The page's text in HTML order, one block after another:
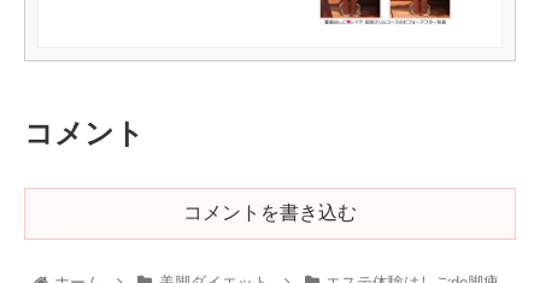
コメント
コメントを書き込む